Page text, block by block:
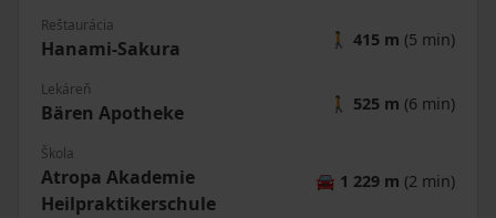
Reštaurácia
Hanami-Sakura 🚶 415 m (5 min)
Lekáreň
Bären Apotheke 🚶 525 m (6 min)
Škola
Atropa Akademie
Heilpraktikerschule
🚘 1 229 m (2 min)